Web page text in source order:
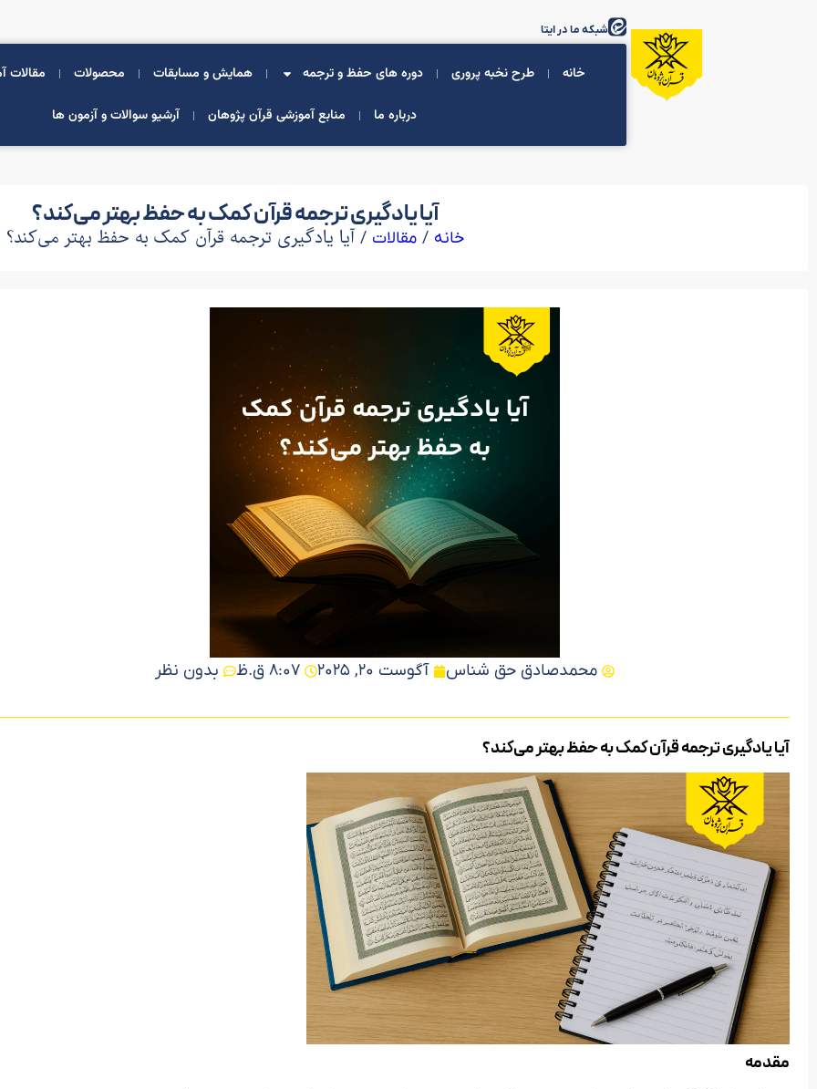
شبکه ما در ایتا
خانه طرح نخبه پروری دوره های حفظ و ترجمه همایش و مسابقات محصولات مقالات
درباره ما منابع آموزشی قرآن پژوهان آرشیو سوالات و آزمون ها
آیا یادگیری ترجمه قرآن کمک به حفظ بهتر می‌کند؟
خانه /مقالات / آیا یادگیری ترجمه قرآن کمک به حفظ بهتر می‌کند؟
محمدصادق حق شناس آگوست 20, 2025 8:07 ق.ظ بدون نظر
آیا یادگیری ترجمه قرآن کمک به حفظ بهتر می‌کند؟
مقدمه